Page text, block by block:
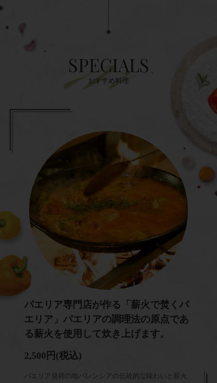
SPECIALS
おすすめ料理
パエリア専門店が作る「薪火で焚くパ
エリア」パエリアの調理法の原点であ
る薪火を使用して炊き上げます。
2,500円 (税込)
パエリア発祥の地バレンシアの伝統的な味わいと薪火